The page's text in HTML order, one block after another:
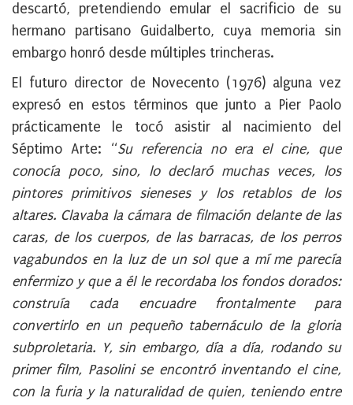
descartó, pretendiendo emular el sacrificio de su
hermano partisano Guidalberto, cuya memoria sin
embargo honró desde múltiples trincheras.
El futuro director de Novecento (1976) alguna vez
expresó en estos términos que junto a Pier Paolo
prácticamente le tocó asistir al nacimiento del
Séptimo Arte: “Su referencia no era el cine, que
conocía poco, sino, lo declaró muchas veces, los
pintores primitivos sieneses y los retablos de los
altares. Clavaba la cámara de filmación delante de las
caras, de los cuerpos, de las barracas, de los perros
vagabundos en la luz de un sol que a mí me parecía
enfermizo y que a él le recordaba los fondos dorados:
construía cada encuadre frontalmente para
convertirlo en un pequeño tabernáculo de la gloria
subproletaria. Y, sin embargo, día a día, rodando su
primer film, Pasolini se encontró inventando el cine,
con la furia y la naturalidad de quien, teniendo entre